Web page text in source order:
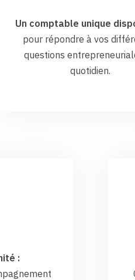
Un comptable unique
pour répondre à vos
questions
quotidien.
: